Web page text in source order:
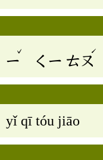
ㄧ
ˇ
ㄑㄧ ㄊㄡ
ˊ
yǐ qī tóu jiāo